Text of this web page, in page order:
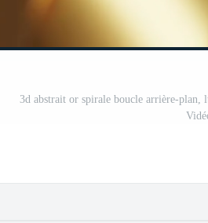
3d abstrait or spirale boucle arrière-plan,